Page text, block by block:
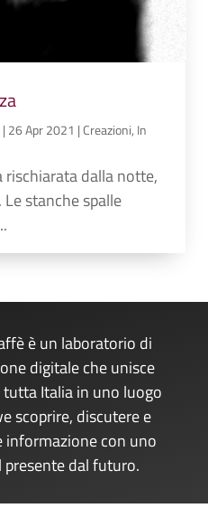
| 26 Apr 2021 |Creazioni, In
rischiarata dalla notte,
stanche spalle
è un laboratorio di
digitale che unisce
Italia in uno luogo
scoprire, discutere e
informazione con uno
presente dal futuro.